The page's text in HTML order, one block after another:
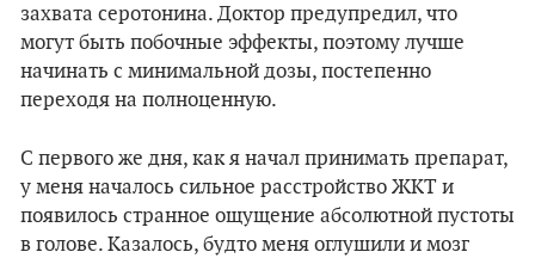
захвата серотонина. Доктор предупредил, что
могут быть побочные эффекты, поэтому лучше
начинать с минимальной дозы, постепенно
переходя на полноценную.
С первого же дня, как я начал принимать препарат,
у меня началось сильное расстройство ЖКТ и
появилось странное ощущение абсолютной пустоты
в голове. Казалось, будто меня оглушили и мозг